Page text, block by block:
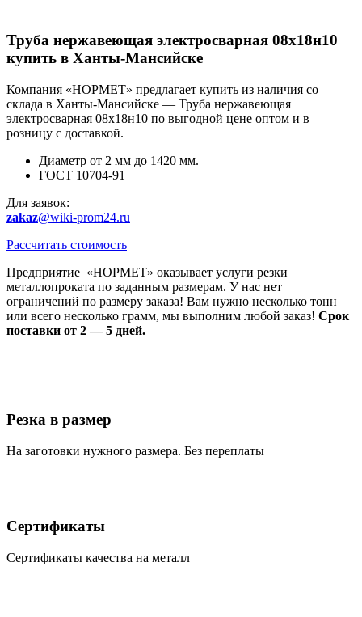
Труба нержавеющая электросварная 08х18н10
купить в Ханты-Мансийске
Компания «НОРМЕТ» предлагает купить из наличия со
склада в Ханты-Мансийске — Труба нержавеющая
электросварная 08х18н10 по выгодной цене оптом и в
розницу с доставкой.
Диаметр от 2 мм до 1420 мм.
ГОСТ 10704-91
Для заявок:
zakaz@wiki-prom24.ru
Рассчитать стоимость
Предприятие «НОРМЕТ» оказывает услуги резки
металлопроката по заданным размерам. У нас нет
ограничений по размеру заказа! Вам нужно несколько тонн
или всего несколько грамм, мы выполним любой заказ! Срок
поставки от 2 — 5 дней.
Резка в размер
На заготовки нужного размера. Без переплаты
Сертификаты
Сертификаты качества на металл